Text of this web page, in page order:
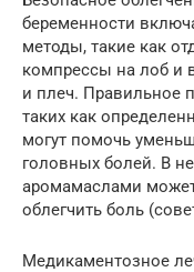
беременности
методы, такие как
компрессы на лоб и
и плеч. Правильное
таких как
могут помочь
головных болей. В
аромамаслами
облегчить боль
Медикаментозное